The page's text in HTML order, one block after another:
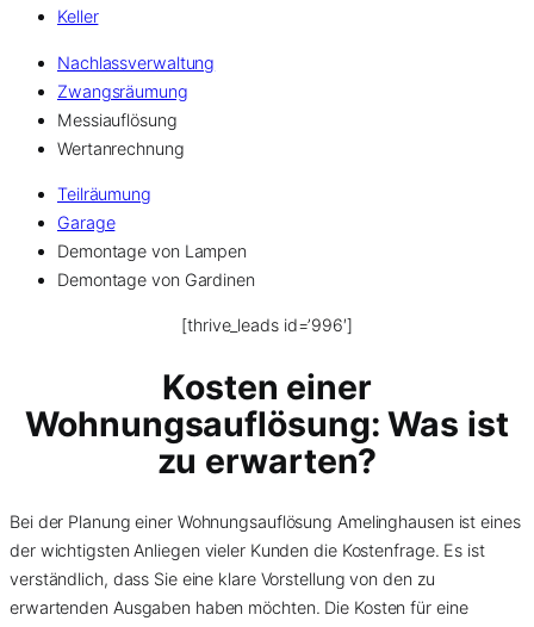
Keller
Nachlassverwaltung
Zwangsräumung
Messiauflösung
Wertanrechnung
Teilräumung
Garage
Demontage von Lampen
Demontage von Gardinen
[thrive_leads id=’996′]
Kosten einer
Wohnungsauflösung: Was ist
zu erwarten?
Bei der Planung einer Wohnungsauflösung Amelinghausen ist eines
der wichtigsten Anliegen vieler Kunden die Kostenfrage. Es ist
verständlich, dass Sie eine klare Vorstellung von den zu
erwartenden Ausgaben haben möchten. Die Kosten für eine